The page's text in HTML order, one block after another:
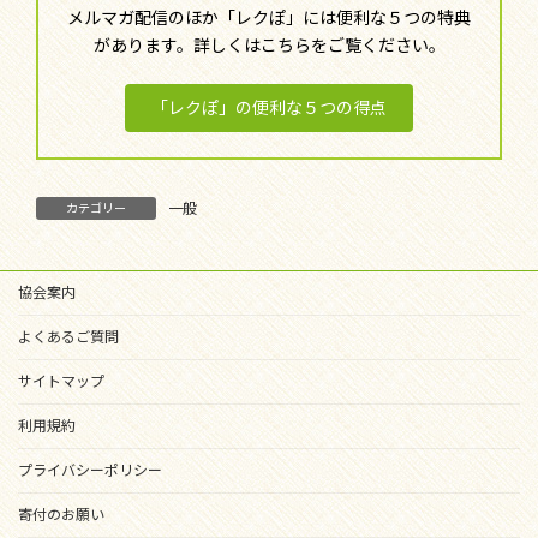
メルマガ配信のほか「レクぽ」には便利な５つの特典
があります。詳しくはこちらをご覧ください。
「レクぽ」の便利な５つの得点
カテゴリー 一般
協会案内
よくあるご質問
サイトマップ
利用規約
プライバシーポリシー
寄付のお願い